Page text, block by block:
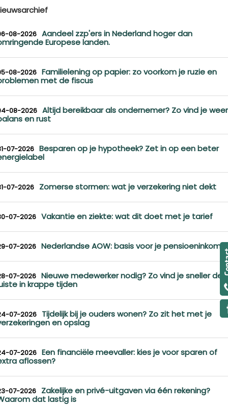
08-2026 Aandeel zzp'ers in Nederland hoger dan
Europese landen.
08-2026 Familielening op papier: zo voorkom je ruzie en
met de fiscus
08-2026 Altijd bereikbaar als ondernemer? Zo vind je weer
en rust
07-2026 Besparen op je hypotheek? Zet in op een beter
07-2026 Zomerse stormen: wat je verzekering niet dekt
07-2026 Vakantie en ziekte: wat dit doet met je tarief
07-2026 Nederlandse AOW: basis voor je
07-2026 Nieuwe medewerker nodig? Zo vind je sneller de
in krappe tijden
07-2026 Tijdelijk bij je ouders wonen? Zo zit het met je
en opslag
07-2026 Een financiële meevaller: kies je voor sparen of
aflossen?
07-2026 Zakelijke en privé-uitgaven via één rekening?
dat lastig is